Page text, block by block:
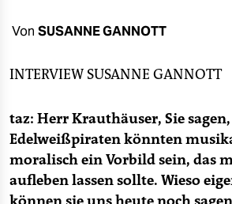
wahrheit
veranstaltungen
fragen & hilfe
Von SUSANNE GANNOTT
INTERVIEW SUSANNE GANNOTT
taz: Herr Krauthäuser, Sie
Edelweißpiraten könnten
moralisch ein Vorbild sein, das
aufleben lassen sollte. Wieso